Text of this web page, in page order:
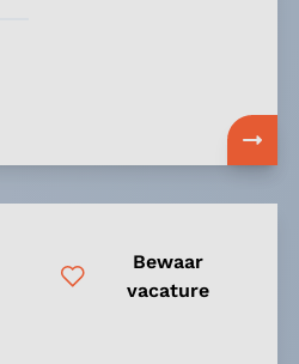
Bewaar
vacature